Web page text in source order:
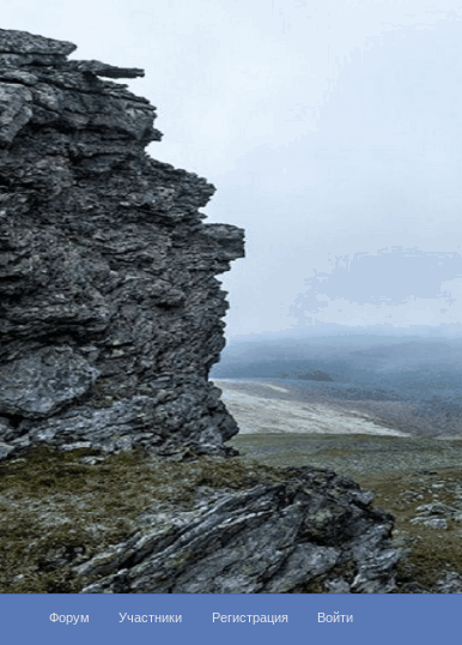
Форум Участники Регистрация Войти